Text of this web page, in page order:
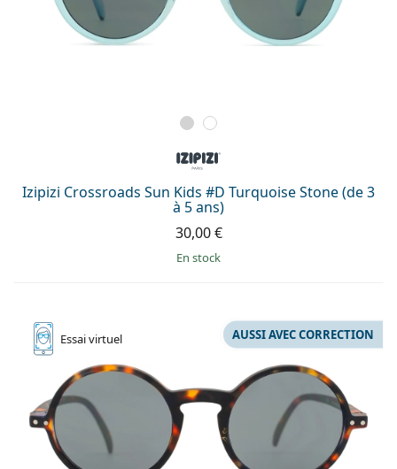
Izipizi Crossroads Sun Kids #D Turquoise Stone (de 3
à 5 ans)
30,00 €
en stock
Essaivirtuel AUSSI AVEC CORRECTION